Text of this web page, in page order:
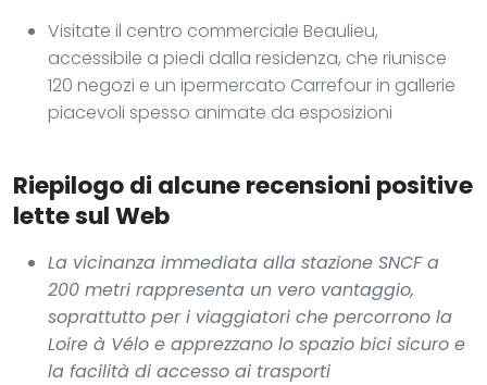
Visitate il centro commerciale Beaulieu,
accessibile a piedi dalla residenza, che riunisce
120 negozi e un ipermercato Carrefour in gallerie
piacevoli spesso animate da esposizioni
Riepilogo di alcune recensioni positive
lette sul Web
La vicinanza immediata alla stazione SNCF a
200 metri rappresenta un vero vantaggio,
soprattutto per i viaggiatori che percorrono la
Loire à Vélo e apprezzano lo spazio bici sicuro e
la facilità di accesso ai trasporti